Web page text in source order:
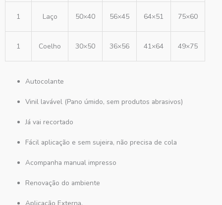
1 Laço 50×40 56×45 64×51 75×60
1 Coelho 30×50 36×56 41×64 49×75
Autocolante
Vinil lavável (Pano úmido, sem produtos abrasivos)
Já vai recortado
Fácil aplicação e sem sujeira, não precisa de cola
Acompanha manual impresso
Renovação do ambiente